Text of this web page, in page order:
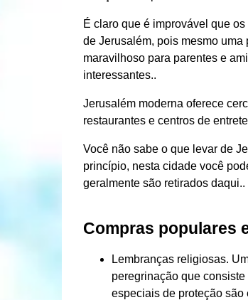
É claro que é improvável que
de Jerusalém, pois mesmo
maravilhoso para parentes e
interessantes..
Jerusalém moderna oferece
restaurantes e centros de
Você não sabe o que levar de
princípio, nesta cidade você
geralmente são retirados daqui..
Compras populares
Lembranças religiosas.
peregrinação que
especiais de proteção são